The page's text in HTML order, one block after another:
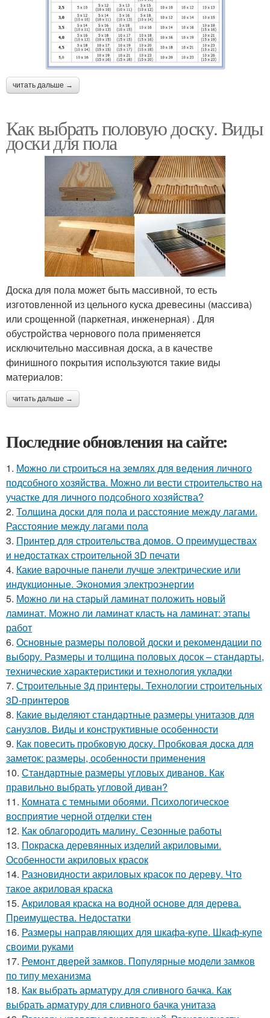
читать дальше →
Как выбрать половую доску. Виды
доски для пола
Доска для пола может быть массивной, то есть
изготовленной из цельного куска древесины (массива)
или срощенной (паркетная, инженерная) . Для
обустройства чернового пола применяется
исключительно массивная доска, а в качестве
финишного покрытия используются такие виды
материалов:
читать дальше →
Последние обновления на сайте:
1. Можно ли строиться на землях для ведения личного
подсобного хозяйства. Можно ли вести строительство на
участке для личного подсобного хозяйства?
2. Толщина доски для пола и расстояние между лагами.
Расстояние между лагами пола
3. Принтер для строительства домов. О преимуществах
и недостатках строительной 3D печати
4. Какие варочные панели лучше электрические или
индукционные. Экономия электроэнергии
5. Можно ли на старый ламинат положить новый
ламинат. Можно ли ламинат класть на ламинат: этапы
работ
6. Основные размеры половой доски и рекомендации по
выбору. Размеры и толщина половых досок – стандарты,
технические характеристики и технология укладки
7. Строительные 3д принтеры. Технологии строительных
3D-принтеров
8. Какие выделяют стандартные размеры унитазов для
санузлов. Виды и конструктивные особенности
9. Как повесить пробковую доску. Пробковая доска для
заметок: размеры, особенности применения
10. Стандартные размеры угловых диванов. Как
правильно выбрать угловой диван?
11. Комната с темными обоями. Психологическое
восприятие черной отделки стен
12. Как облагородить малину. Сезонные работы
13. Покраска деревянных изделий акриловыми.
Особенности акриловых красок
14. Разновидности акриловых красок по дереву. Что
такое акриловая краска
15. Акриловая краска на водной основе для дерева.
Преимущества. Недостатки
16. Размеры направляющих для шкафа-купе. Шкаф-купе
своими руками
17. Ремонт дверей замков. Популярные модели замков
по типу механизма
18. Как выбрать арматуру для сливного бачка. Как
выбрать арматуру для сливного бачка унитаза